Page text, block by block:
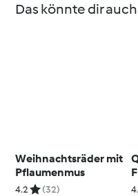
Das könnte dir
Weihnachtsräder mit
Pflaumenmus
4.2 (32)